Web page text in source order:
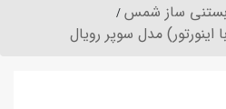
بستنی ساز شمس
مدل سوپر رویال